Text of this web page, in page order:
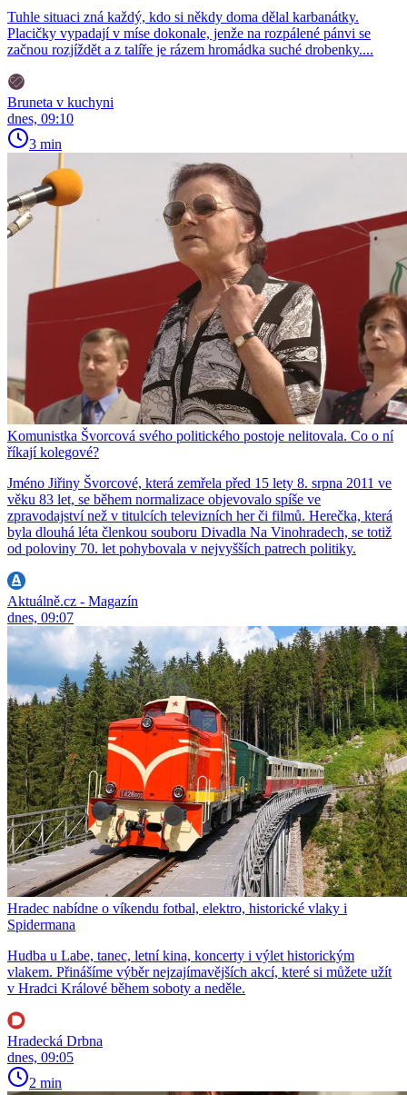
Tuhle situaci zná každý, kdo si někdy doma dělal karbanátky.
Placičky vypadají v míse dokonale, jenže na rozpálené pánvi se
začnou rozjíždět a z talíře je rázem hromádka suché drobenky....
Bruneta v kuchyni
dnes, 09:10
3 min
Komunistka Švorcová svého politického postoje nelitovala. Co o ní
říkají kolegové?
Jméno Jiřiny Švorcové, která zemřela před 15 lety 8. srpna 2011 ve
věku 83 let, se během normalizace objevovalo spíše ve
zpravodajství než v titulcích televizních her či filmů. Herečka, která
byla dlouhá léta členkou souboru Divadla Na Vinohradech, se totiž
od poloviny 70. let pohybovala v nejvyšších patrech politiky.
Aktuálně.cz - Magazín
dnes, 09:07
Hradec nabídne o víkendu fotbal, elektro, historické vlaky i
Spidermana
Hudba u Labe, tanec, letní kina, koncerty i výlet historickým
vlakem. Přinášíme výběr nejzajímavějších akcí, které si můžete užít
v Hradci Králové během soboty a neděle.
Hradecká Drbna
dnes, 09:05
2 min